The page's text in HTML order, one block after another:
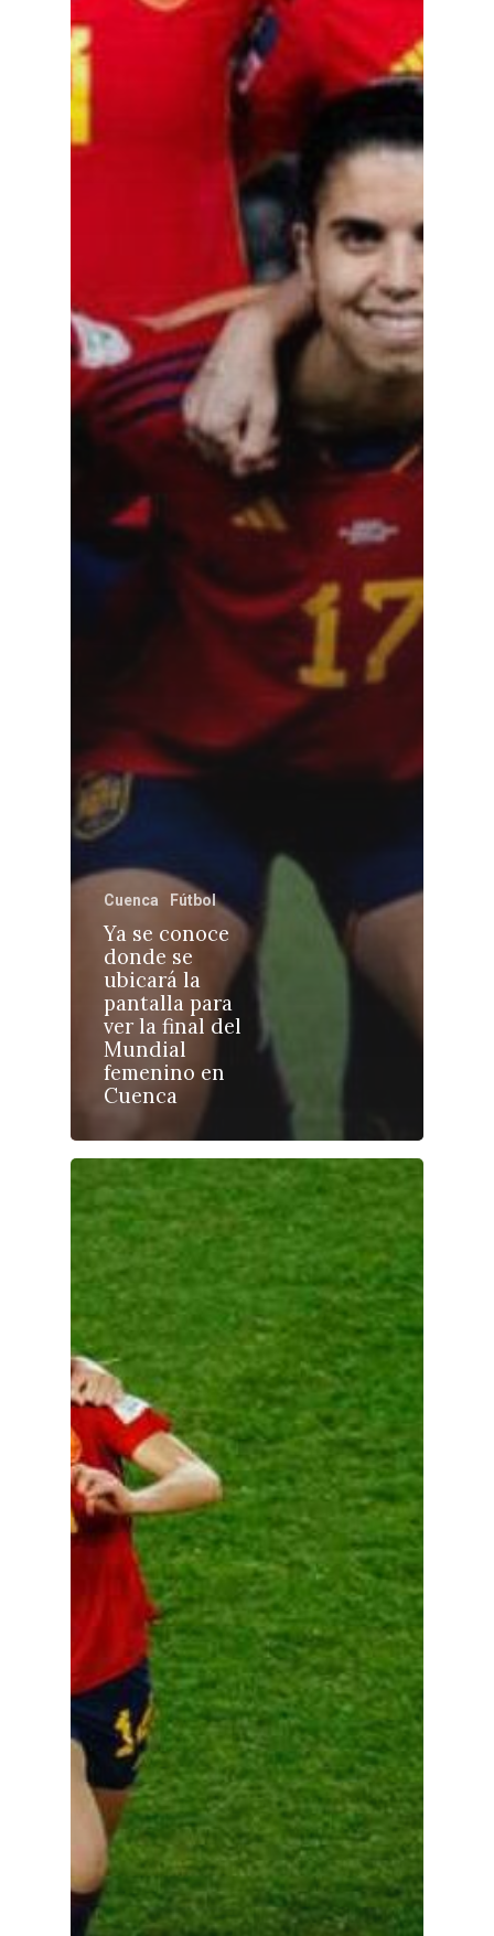
Cuenca Fútbol
Ya se conoce
donde se
ubicará la
pantalla para
ver la final del
Mundial
femenino en
Cuenca
Castilla-La
Albacete
Cuenca
Guadalajara
Talavera
Sanidad
Educación
Cultura
Deportes
Sucesos
Medio Ambiente
Planeta Rural
Especiales
Política
Galerías